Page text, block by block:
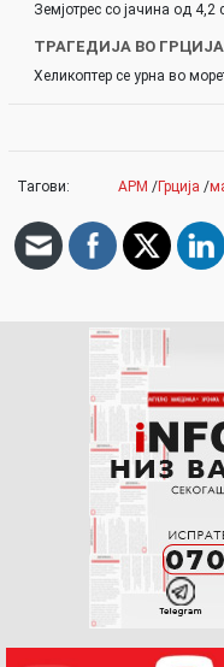
Земјотрес со јачина од 4,2
ТРАГЕДИЈА ВО
Хеликоптер се урна во
Тагови: АРМ /Грција /